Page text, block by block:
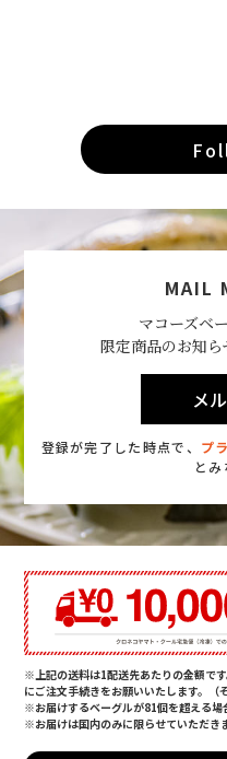
MAIL
マコーズベ
限定商品のお知ら
メ
登録が完了した時点で、 プ
とみ
※上記の送料は1配送先あたりの金額で
にご注文手続きをお願いいたします。（
※お届けするベーグルが81個を超える場
※お届けは国内のみに限らせていただきま